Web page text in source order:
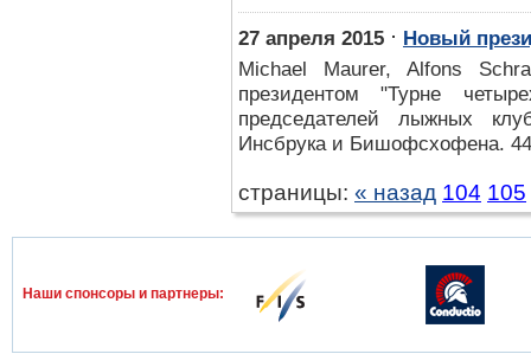
27 апреля 2015 ⋅ Новый
Michael Maurer, Alfons
президентом "Турне
председателей лыжных
Инсбрука и Бишофсхофена.
страницы: « назад 104 105
Наши спонcоры и партнеры: